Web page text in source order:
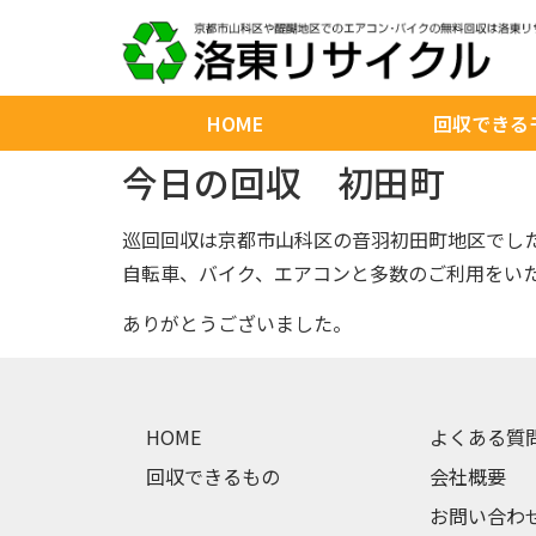
HOME 回収できる
今日の回収 初田町
巡回回収は京都市山科区の音羽初田町地区でし
自転車、バイク、エアコンと多数のご利用をい
ありがとうございました。
HOME
回収できるもの
よくある質
会社概要
お問い合わ